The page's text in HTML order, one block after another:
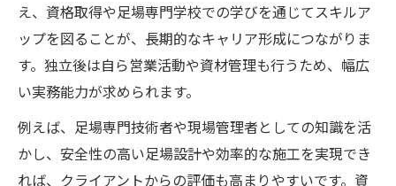
え、資格取得や足場専門学校での学びを通じてスキルア
ップを図ることが、長期的なキャリア形成につながりま
す。独立後は自ら営業活動や資材管理も行うため、幅広
い実務能力が求められます。
例えば、足場専門技術者や現場管理者としての知識を活
かし、安全性の高い足場設計や効率的な施工を実現でき
れば、クライアントからの評価も高まりやすいです。資